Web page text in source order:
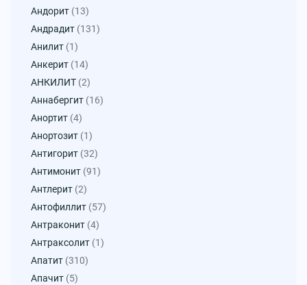
Андорит (13)
Андрадит (131)
Анилит (1)
Анкерит (14)
АНКИЛИТ (2)
Аннабергит (16)
Анортит (4)
Анортозит (1)
Антигорит (32)
Антимонит (91)
Антлерит (2)
Антофиллит (57)
Антраконит (4)
Антраксолит (1)
Апатит (310)
Апачит (5)